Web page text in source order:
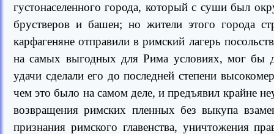
густонаселенного города, который с суши был
брустверов и башен; но жители этого города
карфагеняне отправили в римский лагерь
на самых выгодных для Рима условиях, мог бы
удачи сделали его до последней степени
чем это было на самом деле, и предъявил крайне
возвращения римских пленных без выкупа
признания римского главенства, уничтожения